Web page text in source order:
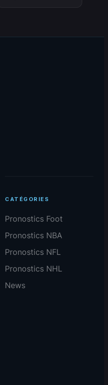
CATÉGORIES
Pronostics Foot
Pronostics NBA
Pronostics NFL
Pronostics NHL
News